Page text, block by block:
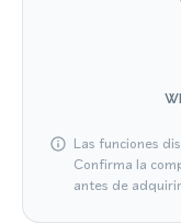
Las funciones
Confirma la
antes de